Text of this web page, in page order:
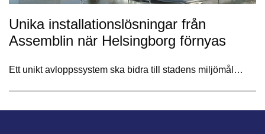
Unika installationslösningar från
Assemblin när Helsingborg förnyas
Ett unikt avloppssystem ska bidra till stadens miljömål…